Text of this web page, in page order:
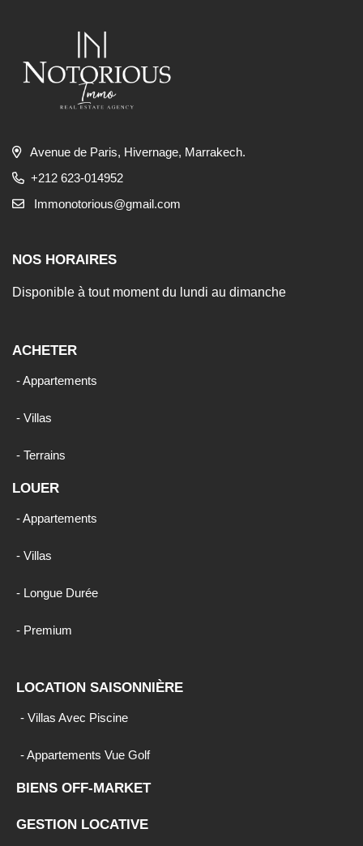
Avenue de Paris, Hivernage, Marrakech.
+212 623-014952
Immonotorious@gmail.com
NOS HORAIRES
Disponible à tout moment du lundi au dimanche
ACHETER
- Appartements
- Villas
- Terrains
LOUER
- Appartements
- Villas
- Longue Durée
- Premium
LOCATION SAISONNIÈRE
- Villas Avec Piscine
- Appartements Vue Golf
BIENS OFF-MARKET
GESTION LOCATIVE